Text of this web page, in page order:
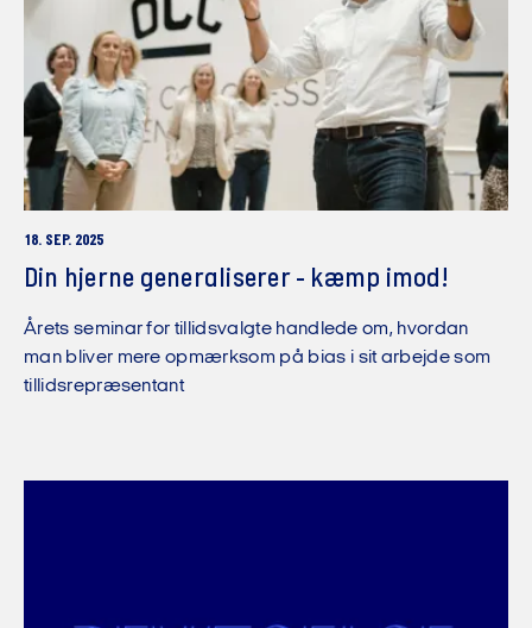
18. SEP. 2025
Din hjerne generaliserer - kæmp imod!
Årets seminar for tillidsvalgte handlede om, hvordan
man bliver mere opmærksom på bias i sit arbejde som
tillidsrepræsentant